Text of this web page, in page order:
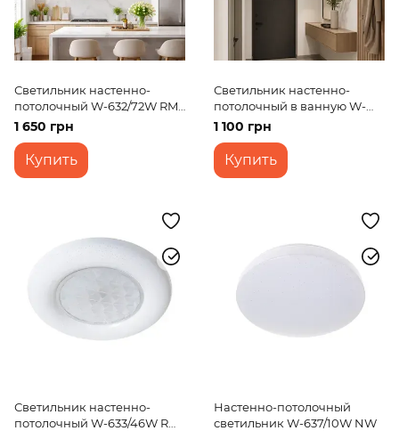
Светильник настенно-
потолочный W-632/72W RM
WW+NW+CW
1 650 грн
Купить
Светильник настенно-
потолочный в ванную W-
629/20W NW
1 100 грн
Купить
Светильник настенно-
потолочный W-633/46W RM
Настенно-потолочный
светильник W-637/10W NW